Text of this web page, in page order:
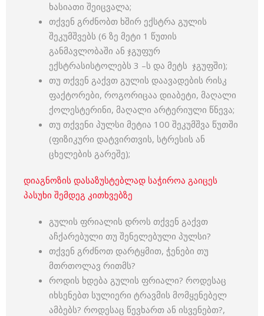
ხასიათი შეიცვალა;
თქვენ გრძნობთ ხშირ ექსტრა გულის
შეკუმშვებს (6 ზე მეტი 1 წუთის
განმავლობაში ან ჯგუფურ
ექსტრასისტოლებს 3 –ს და მეტს ჯგუფში);
თუ თქვენ გაქვთ გულის დაავადების რისკ
ფაქტორები, როგორიცაა დიაბეტი, მაღალი
ქოლესტერინი, მაღალი არტერიული წნევა;
თუ თქვენი პულსი მეტია 100 შეკუმშვა წუთში
(ფიზიკური დატვირთვის, სტრესის ან
ცხელების გარეშე);
დიაგნოზის დასაზუსტებლად საჭიროა გაიცეს
პასუხი შემდეგ კითხვებზე
გულის ფრიალის დროს თქვენ გაქვთ
აჩქარებული თუ შენელებული პულსი?
თქვენ გრძნოთ დარტყმით, ჭენები თუ
მთრთოლავ რითმს?
როდის ხდება გულის ფრიალი? როდესაც
იხსენებთ სულიერი ტრავმის მომყენებელ
ამბებს? როდესაც წევხართ ან ისვენებთ?,